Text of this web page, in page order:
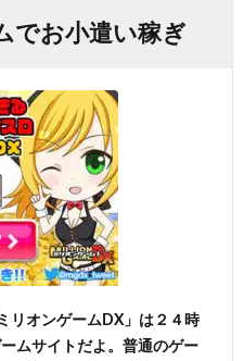
でお小遣い稼ぎ
リオンゲームDX」は２４時
ムサイトだよ。普通のゲー